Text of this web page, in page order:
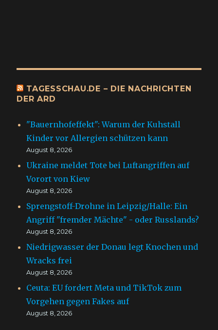
TAGESSCHAU.DE – DIE NACHRICHTEN
DER ARD
"Bauernhofeffekt": Warum der Kuhstall
Kinder vor Allergien schützen kann
August 8, 2026
Ukraine meldet Tote bei Luftangriffen auf
Vorort von Kiew
August 8, 2026
Sprengstoff-Drohne in Leipzig/Halle: Ein
Angriff "fremder Mächte" - oder Russlands?
August 8, 2026
Niedrigwasser der Donau legt Knochen und
Wracks frei
August 8, 2026
Ceuta: EU fordert Meta und TikTok zum
Vorgehen gegen Fakes auf
August 8, 2026